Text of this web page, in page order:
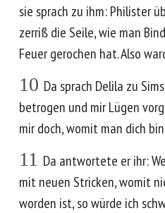
sie sprach zu ihm: Philister
zerriß die Seile, wie man
Feuer gerochen hat. Also
10 Da sprach Delila zu
betrogen und mir Lügen
mir doch, womit man dich
11 Da antwortete er ihr:
mit neuen Stricken, womit
worden ist, so würde ich